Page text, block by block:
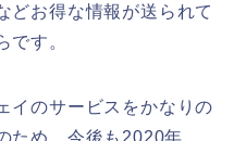
どお得な情報が送られて
です。
イのサービスをかなりの
ため、今後も2020年、